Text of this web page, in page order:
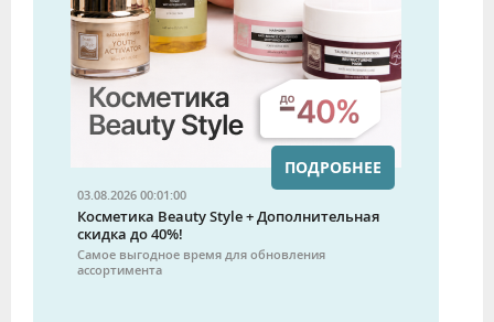
03.08.2026 00:01:00
Косметика Beauty Style + Дополнительная
скидка до 40%!
Самое выгодное время для обновления
ассортимента
ПОДРОБНЕЕ